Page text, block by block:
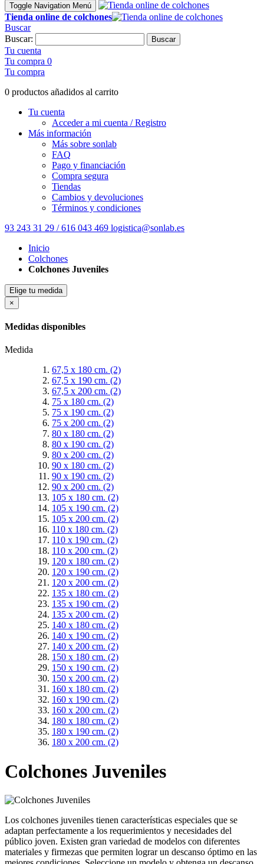
Toggle Navigation Menú
Tienda online de colchones
Buscar
Buscar:
Buscar
Tu cuenta
Tu compra 0
Tu compra
0 productos añadidos al carrito
Tu cuenta
Acceder a mi cuenta / Registro
Más información
Más sobre sonlab
FAQ
Pago y financiación
Compra segura
Tiendas
Cambios y devoluciones
Términos y condiciones
93 243 31 29 / 616 043 469 logistica@sonlab.es
Inicio
Colchones
Colchones Juveniles
Elige tu medida
×
Medidas disponibles
Medida
67,5 x 180 cm. (2)
67,5 x 190 cm. (2)
67,5 x 200 cm. (2)
75 x 180 cm. (2)
75 x 190 cm. (2)
75 x 200 cm. (2)
80 x 180 cm. (2)
80 x 190 cm. (2)
80 x 200 cm. (2)
90 x 180 cm. (2)
90 x 190 cm. (2)
90 x 200 cm. (2)
105 x 180 cm. (2)
105 x 190 cm. (2)
105 x 200 cm. (2)
110 x 180 cm. (2)
110 x 190 cm. (2)
110 x 200 cm. (2)
120 x 180 cm. (2)
120 x 190 cm. (2)
120 x 200 cm. (2)
135 x 180 cm. (2)
135 x 190 cm. (2)
135 x 200 cm. (2)
140 x 180 cm. (2)
140 x 190 cm. (2)
140 x 200 cm. (2)
150 x 180 cm. (2)
150 x 190 cm. (2)
150 x 200 cm. (2)
160 x 180 cm. (2)
160 x 190 cm. (2)
160 x 200 cm. (2)
180 x 180 cm. (2)
180 x 190 cm. (2)
180 x 200 cm. (2)
Colchones Juveniles
Los colchones juveniles tienen características especiales que se
adaptan perfectamente a los requerimientos y necesidades del
público joven. Existen gran variedad de modelos con diferentes
materiales y firmezas que permiten lograr un descanso óptimo en las